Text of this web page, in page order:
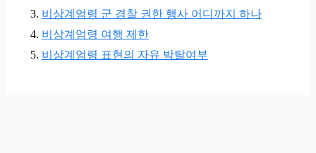
비상계엄령 군 경찰 권한 행사 어디까지 하나
비상계엄령 여행 제한
비상계엄령 표현의 자유 박탈여부